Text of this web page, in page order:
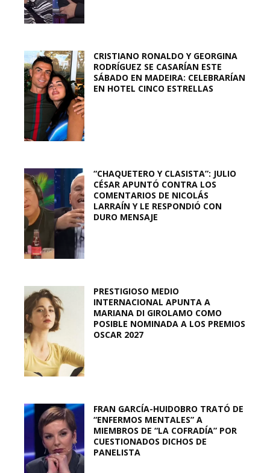
CRISTIANO RONALDO Y GEORGINA
RODRÍGUEZ SE CASARÍAN ESTE
SÁBADO EN MADEIRA: CELEBRARÍAN
EN HOTEL CINCO ESTRELLAS
“CHAQUETERO Y CLASISTA”: JULIO
CÉSAR APUNTÓ CONTRA LOS
COMENTARIOS DE NICOLÁS
LARRAÍN Y LE RESPONDIÓ CON
DURO MENSAJE
PRESTIGIOSO MEDIO
INTERNACIONAL APUNTA A
MARIANA DI GIROLAMO COMO
POSIBLE NOMINADA A LOS PREMIOS
OSCAR 2027
FRAN GARCÍA-HUIDOBRO TRATÓ DE
“ENFERMOS MENTALES” A
MIEMBROS DE “LA COFRADÍA” POR
CUESTIONADOS DICHOS DE
PANELISTA